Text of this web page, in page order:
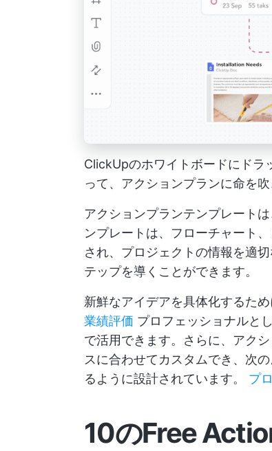
ClickUpのホワイトボードにドラ
って、アクションプランに命を吹
アクションプランテンプレート
ンプレートは、フローチャート
され、プロジェクトの情報を適
テップを導くことができます。
新鮮なアイデアを具体化するた
業績評価 プロフェッショナルと
で活用できます。さらに、アク
スに合わせてカスタムでき、次
るように設計されています。 プ
10のFree